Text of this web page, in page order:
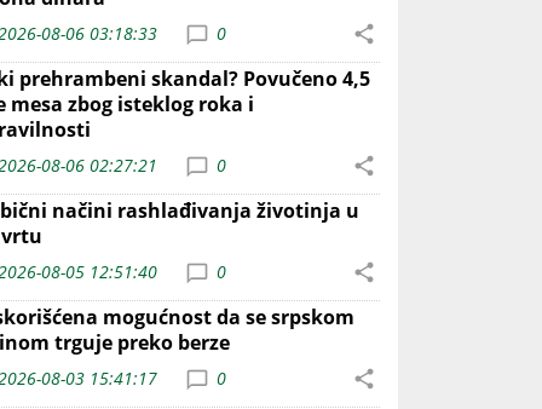
08-06 03:18:33 0
prehrambeni skandal? Povučeno 4,5
mesa zbog isteklog roka i
08-06 02:27:21 0
načini rashlađivanja životinja u
vrtu
08-05 12:51:40 0
mogućnost da se srpskom
trguje preko berze
08-03 15:41:17 0